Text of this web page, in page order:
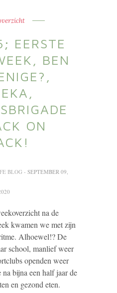
EERSTE
BEN
ON
BLOG- SEPTEMBER 09,
na de
kwamen we met zijn
Alhoewel!? De
school, manlief weer
openden weer
bijna een half jaar de
en gezond eten.